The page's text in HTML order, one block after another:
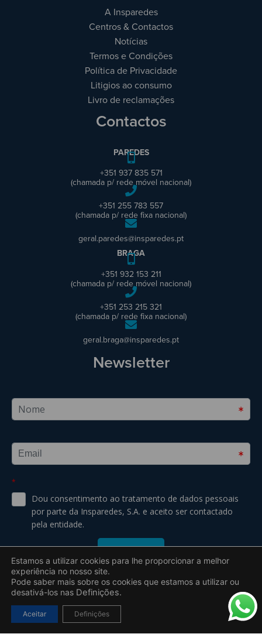
A Insparedes
Centros & Contactos
Notícias
Termos e Condições
Política de Privacidade
Litigios ao consumo
Livro de reclamações
Contactos
PAREDES
+351 937 835 571
(chamada p/ rede móvel nacional)
+351 255 783 557
(chamada p/ rede fixa nacional)
geral.paredes@insparedes.pt
BRAGA
+351 932 153 211
(chamada p/ rede móvel nacional)
+351 253 215 321
(chamada p/ rede fixa nacional)
geral.braga@insparedes.pt
Newsletter
2019 – 2026 © Todos os direitos reservados a Insparedes S.A. –
Desenvolvido porUebyou | Creative Agency
Estamos a utilizar cookies para lhe proporcionar a melhor
experiência no nosso site.
Pode saber mais sobre os cookies que estamos a utilizar ou
desativá-los nas Definições.
Aceitar Definições